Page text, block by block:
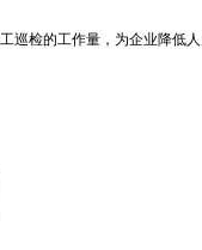
检的工作量，为企业降低